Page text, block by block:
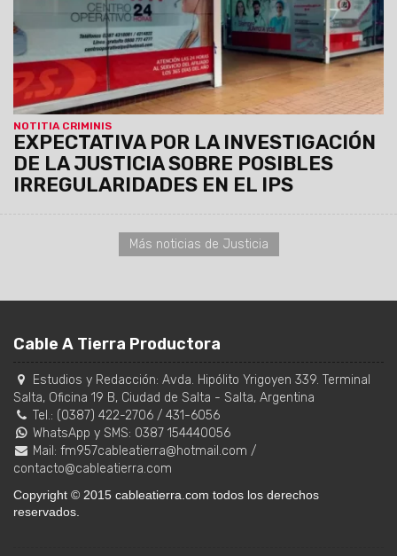
NOTITIA CRIMINIS
EXPECTATIVA POR LA INVESTIGACIÓN
DE LA JUSTICIA SOBRE POSIBLES
IRREGULARIDADES EN EL IPS
Más noticias de Justicia
Cable A Tierra Productora
Estudios y Redacción: Avda. Hipólito Yrigoyen 339. Terminal
Salta, Oficina 19 B, Ciudad de Salta - Salta, Argentina
Tel.: (0387) 422-2706 / 431-6056
WhatsApp y SMS: 0387 154440056
Mail: fm957cableatierra@hotmail.com /
contacto@cableatierra.com
Copyright © 2015 cableatierra.com todos los derechos
reservados.